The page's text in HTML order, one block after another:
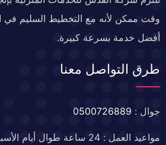
وقت ممكن لأنه مع التخطيط السليم في
أفضل خدمة بسرعة كبيرة.
طرق التواصل معنا
جوال : 0500726889
مواعيد العمل : 24 ساعة طوال أيام الأسبوع